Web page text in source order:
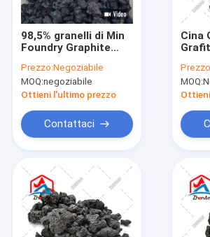
98,5% granelli di Min
Foundry Graphite
5mm come additivo
del carbonio
Prezzo:Negoziabile
MOQ:negoziabile
Ottieni l'ultimo prezzo
Contattaci
Cina
MOQ: